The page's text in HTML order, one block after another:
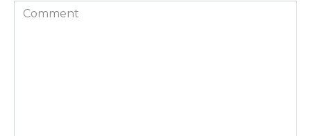
Comment